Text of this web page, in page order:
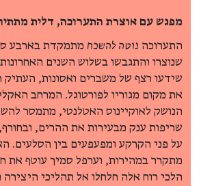
מפגש עם אוצרת התערוכה, דלית
התערוכה נוטה להשכח מתמקדת בארבע
שנוצרו והתגבשו בשלוש השנים
שידעו רצף של משברים ואסונות,
את מקום מגוריו לפורטוגל. המרחב
הנושק לאוקיינוס האטלנטי, מתמסר
שריפות ענק מבעירות את ההרים,
על פני הקרקע ומפעפעים בין הסלעים.
מתקרר במהירות, וערפל סמיך עוטף את
הלכי רוח אלה חלחלו אל תהליכי היצירה